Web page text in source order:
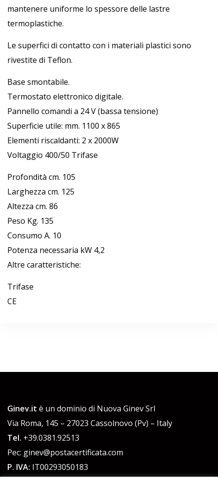
mantenere uniforme lo spessore delle lastre
termoplastiche.
Le superfici di contatto con i materiali plastici sono
rivestite di Teflon.
Base smontabile.
Termostato elettronico digitale.
Pannello comandi a 24 V (bassa tensione)
Superficie utile: mm. 1100 x 865
Elementi riscaldanti: 2 x 2000W
Voltaggio 400/50 Trifase
Profondità cm. 105
Larghezza cm. 125
Altezza cm. 86
Peso Kg. 135
Consumo A. 10
Potenza necessaria kW 4,2
Altre caratteristiche:
Trifase
CE
Ginev.it è un dominio di Nuova Ginev Srl
Via Roma, 145 – 27023 Cassolnovo (Pv) – Italy
Tel. +39.0381.92513
Pec: ginev@postacertificata.com
P. IVA: IT00293050183